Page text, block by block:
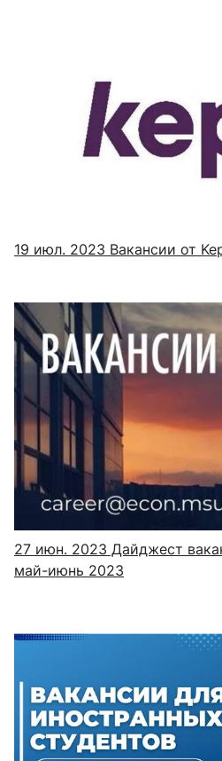
19 июл. 2023 Вакансии от
27 июн. 2023 Дайджест
май-июнь 2023